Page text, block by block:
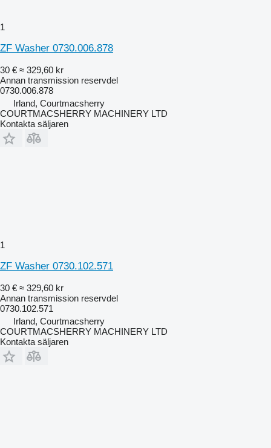
1
ZF Washer 0730.006.878
30 € ≈ 329,60 kr
Annan transmission reservdel
0730.006.878
Irland, Courtmacsherry
COURTMACSHERRY MACHINERY LTD
Kontakta säljaren
1
ZF Washer 0730.102.571
30 € ≈ 329,60 kr
Annan transmission reservdel
0730.102.571
Irland, Courtmacsherry
COURTMACSHERRY MACHINERY LTD
Kontakta säljaren